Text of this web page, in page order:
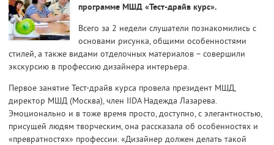
программе МШД «Тест-драйв курс».
Всего за 2 недели слушатели познакомились с
основами рисунка, общими особенностями
стилей, а также видами отделочных материалов – совершили
экскурсию в профессию дизайнера интерьера.
Первое занятие Тест-драйв курса провела президент МШД,
директор МШД (Москва), член IIDA Надежда Лазарева.
Эмоционально и в тоже время просто, доступно, с элегантностью,
присущей людям творческим, она рассказала об особенностях и
«превратностях» профессии. «Дизайнер должен делать такой